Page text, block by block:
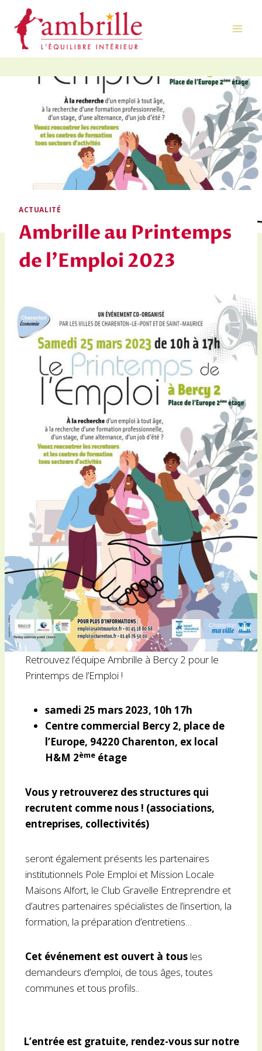
contenu
ACTUALITÉ
Ambrille au Printemps
de l’Emploi 2023
Retrouvez l’équipe Ambrille à Bercy 2 pour le
Printemps de l’Emploi !
samedi 25 mars 2023, 10h 17h
Centre commercial Bercy 2, place de
l’Europe, 94220 Charenton, ex local
H&M 2èmeétage
Vous y retrouverez des structures qui
recrutent comme nous ! (associations,
entreprises, collectivités)
seront également présents les partenaires
institutionnels Pole Emploi et Mission Locale
Maisons Alfort, le Club Gravelle Entreprendre et
d’autres partenaires spécialistes de l’insertion, la
formation, la préparation d’entretiens…
Cet événement est ouvert à tous les
demandeurs d’emploi, de tous âges, toutes
communes et tous profils..
L’entrée est gratuite, rendez-vous sur notre